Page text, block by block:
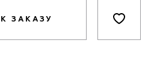
ЗАКАЗУ